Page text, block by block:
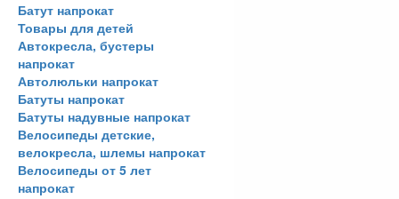
Батут напрокат
Товары для детей
Автокресла, бустеры
напрокат
Автолюльки напрокат
Батуты напрокат
Батуты надувные напрокат
Велосипеды детские,
велокресла, шлемы напрокат
Велосипеды от 5 лет
напрокат